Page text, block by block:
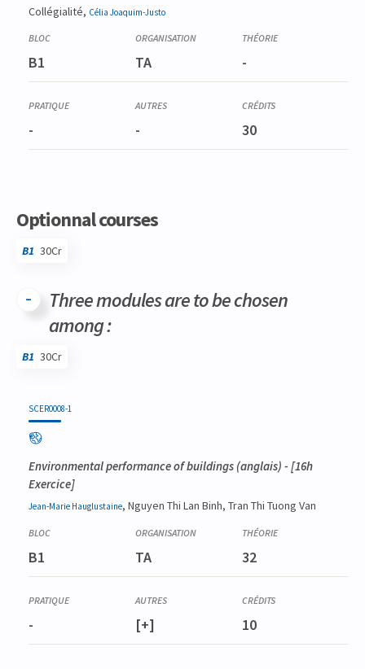
Collégialité, Célia Joaquim-Justo
B1 TA -
- - 30
Optionnal courses
B1 30Cr
Three modules are to be chosen
among :
B1 30Cr
SCER0008-1
Environmental performance of buildings (anglais) - [16h
Exercice]
Jean-Marie Hauglustaine, Nguyen Thi Lan Binh, Tran Thi Tuong Van
B1 TA 32
- [+] 10